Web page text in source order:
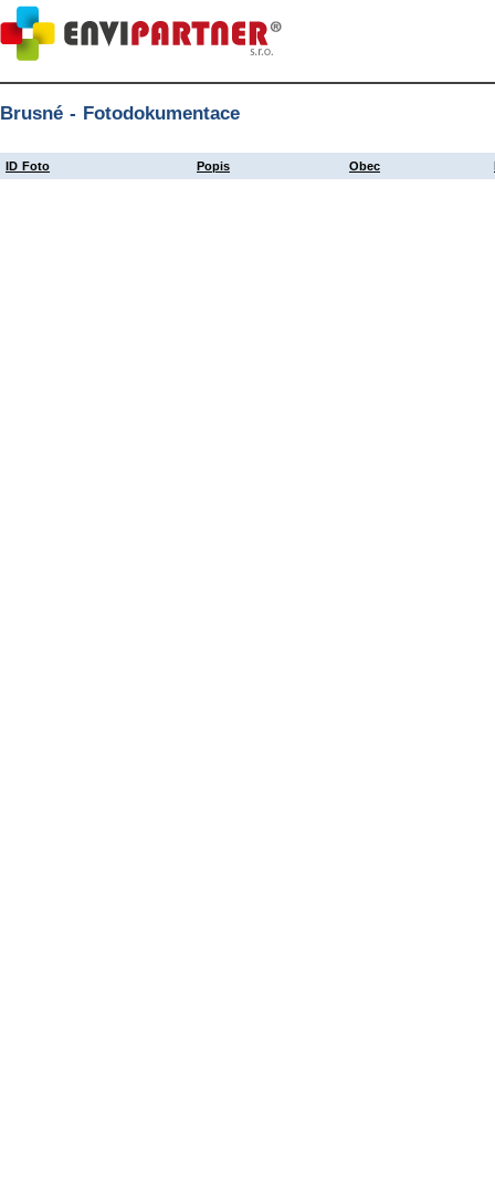
Brusné - Fotodokumentace
ID Foto Popis Obec